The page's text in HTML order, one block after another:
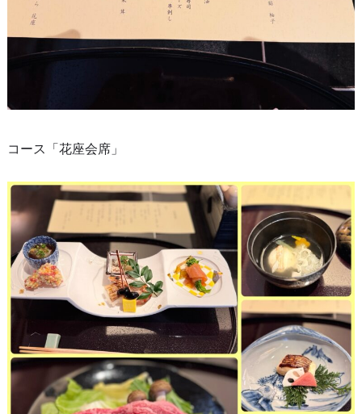
コース「花座会席」